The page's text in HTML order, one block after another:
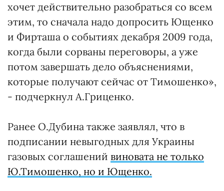
хочет действительно разобраться со всем
этим, то сначала надо допросить Ющенко
и Фирташа о событиях декабря 2009 года,
когда были сорваны переговоры, а уже
потом завершать дело объяснениями,
которые получают сейчас от Тимошенко»,
- подчеркнул А.Гриценко.
Ранее О.Дубина также заявлял, что в
подписании невыгодных для Украины
газовых соглашений виновата не только
Ю.Тимошенко, но и Ющенко.